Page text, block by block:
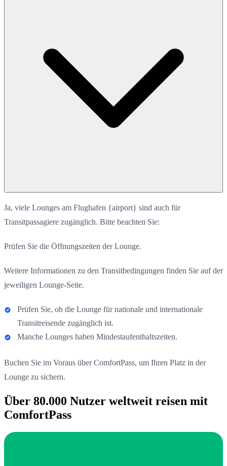
Ja, viele Lounges am Flughafen {airport} sind auch für
Transitpassagiere zugänglich. Bitte beachten Sie:
Prüfen Sie die Öffnungszeiten der Lounge.
Weitere Informationen zu den Transitbedingungen finden Sie auf der
jeweiligen Lounge-Seite.
Prüfen Sie, ob die Lounge für nationale und internationale
Transitreisende zugänglich ist.
Manche Lounges haben Mindestaufenthaltszeiten.
Buchen Sie im Voraus über ComfortPass, um Ihren Platz in der
Lounge zu sichern.
Über 80.000 Nutzer weltweit reisen mit
ComfortPass